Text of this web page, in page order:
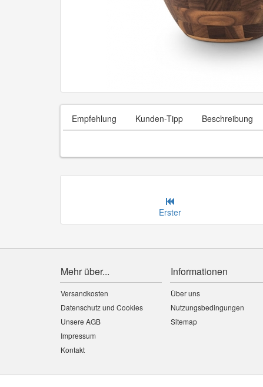
Empfehlung Kunden-Tipp Beschreibung
Erster
Mehr über...
Versandkosten
Datenschutz und Cookies
Unsere AGB
Impressum
Kontakt
Informationen
Über uns
Nutzungsbedingungen
Sitemap